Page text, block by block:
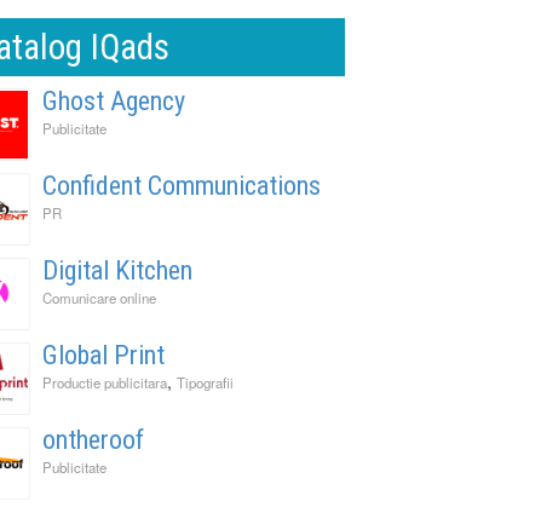
IQads
Ghost Agency
Publicitate
Confident Communications
PR
Digital Kitchen
Comunicare online
Global Print
Productie publicitara, Tipografii
ontheroof
Publicitate